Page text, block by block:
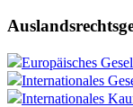
Europäisches
Internationales
Internationales